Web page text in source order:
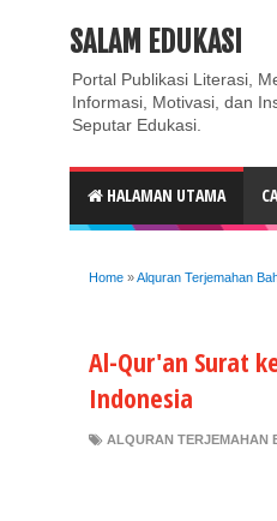
ABOUT CONTACT US
SALAM EDUKASI
Portal Publikasi Literasi,
Informasi, Motivasi, dan
Seputar Edukasi.
HALAMAN UTAMA
Home »Alquran Terjemahan
Al-Qur'an Surat
Indonesia
ALQURAN TERJEMAHAN